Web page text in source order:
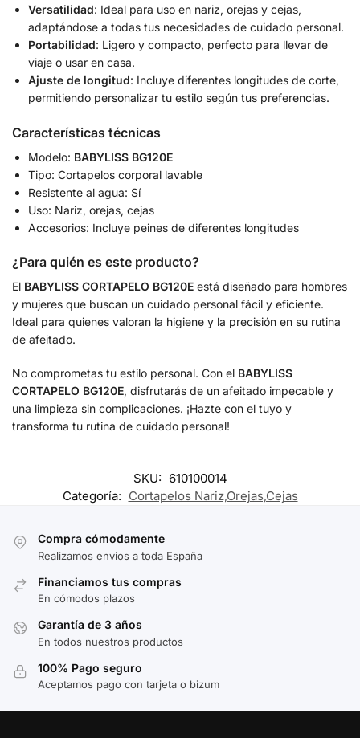
Versatilidad: Ideal para uso en nariz, orejas y cejas,
adaptándose a todas tus necesidades de cuidado personal.
Portabilidad: Ligero y compacto, perfecto para llevar de
viaje o usar en casa.
Ajuste de longitud: Incluye diferentes longitudes de corte,
permitiendo personalizar tu estilo según tus preferencias.
Características técnicas
Modelo: BABYLISS BG120E
Tipo: Cortapelos corporal lavable
Resistente al agua: Sí
Uso: Nariz, orejas, cejas
Accesorios: Incluye peines de diferentes longitudes
¿Para quién es este producto?
El BABYLISS CORTAPELO BG120E está diseñado para hombres
y mujeres que buscan un cuidado personal fácil y eficiente.
Ideal para quienes valoran la higiene y la precisión en su rutina
de afeitado.
No comprometas tu estilo personal. Con el BABYLISS
CORTAPELO BG120E, disfrutarás de un afeitado impecable y
una limpieza sin complicaciones. ¡Hazte con el tuyo y
transforma tu rutina de cuidado personal!
SKU: 610100014
Categoría: Cortapelos Nariz,Orejas,Cejas
Compra cómodamente
Realizamos envíos a toda España
Financiamos tus compras
En cómodos plazos
Garantía de 3 años
En todos nuestros productos
100% Pago seguro
Aceptamos pago con tarjeta o bizum